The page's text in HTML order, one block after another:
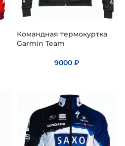
Командная термокуртка
Garmin Team
9000₽